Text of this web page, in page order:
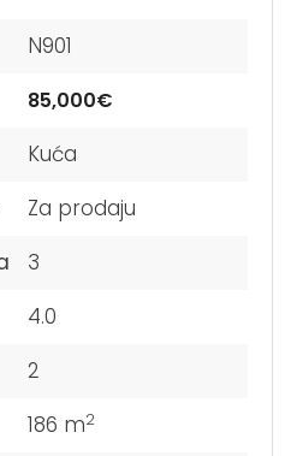
N901
85,000€
Kuća
Za prodaju
3
4.0
2
186 m2